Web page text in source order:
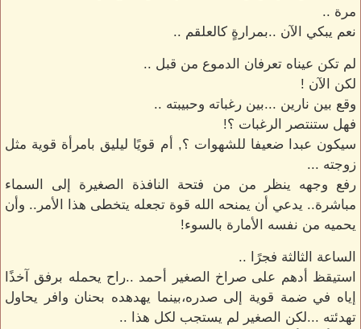
مرة ..
نعم يبكي الآن ..بمرارةٍ كالعلقم ..
لم تكن عيناه تعرفان الدموع من قبل ..
لكن الآن !
وقع بين نارين ...بين رغباته وحبيبته ..
فهل ستنتصر الرغبات ؟!
سيكون عبدا ضعيفا للشهوات ؟, أم قويًا ليليق بامرأة قوية مثل
زوجته ...
رفع وجهه ينظر من من فتحة النافذة الصغيرة إلى السماء
مباشرة.. يدعي أن يمنحه الله قوة تجعله يتخطى هذا الأمر.. وأن
يحميه من نفسه الأمارة بالسوء!
الساعة الثالثة فجرًا ..
استيقظ أدهم على صراخ الصغير أحمد ..راح يحمله برفق آخذًا
إياه في ضمة قوية إلى صدره،بينما يهدهده بحنان وافر يحاول
تهدئته ...لكن الصغير لم يستجب لكل هذا ..